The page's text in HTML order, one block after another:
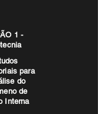
1 -
para
do
de
Interna